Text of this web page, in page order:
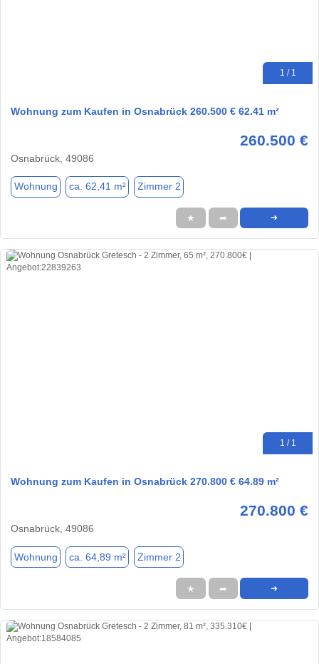
1 / 1
Wohnung zum Kaufen in Osnabrück 260.500 € 62.41 m²
260.500 €
Osnabrück, 49086
Wohnung ca. 62,41 m² Zimmer 2
★ ➦ ➜
1 / 1
Wohnung zum Kaufen in Osnabrück 270.800 € 64.89 m²
270.800 €
Osnabrück, 49086
Wohnung ca. 64,89 m² Zimmer 2
★ ➦ ➜